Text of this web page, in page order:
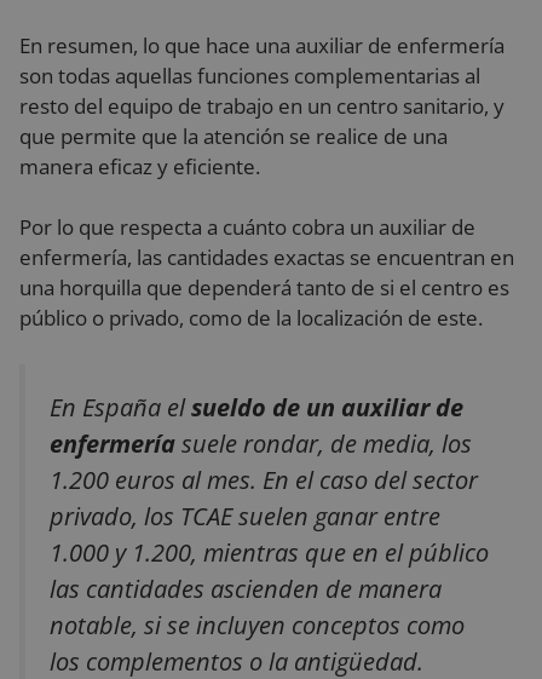
En resumen, lo que hace una auxiliar de enfermería
son todas aquellas funciones complementarias al
resto del equipo de trabajo en un centro sanitario, y
que permite que la atención se realice de una
manera eficaz y eficiente.
Por lo que respecta a cuánto cobra un auxiliar de
enfermería, las cantidades exactas se encuentran en
una horquilla que dependerá tanto de si el centro es
público o privado, como de la localización de este.
En España elsueldo de un auxiliar de
enfermeríasuele rondar, de media, los
1.200 euros al mes. En el caso del sector
privado, los TCAE suelen ganar entre
1.000 y 1.200, mientras que en el público
las cantidades ascienden de manera
notable, si se incluyen conceptos como
los complementos o la antigüedad.